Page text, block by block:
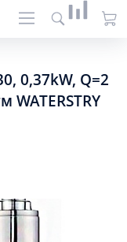
0,37kW, Q=2
WATERSTRY